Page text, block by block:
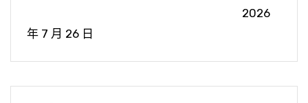
2026
年 7 月 26 日